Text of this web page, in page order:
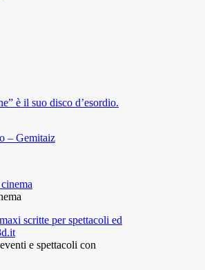
è il suo disco d’esordio.
– Gemitaiz
e spettacoli con